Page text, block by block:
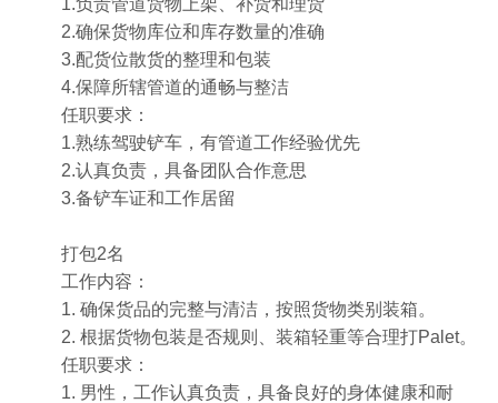
1.负责管道货物上架、补货和理货
2.确保货物库位和库存数量的准确
3.配货位散货的整理和包装
4.保障所辖管道的通畅与整洁
任职要求：
1.熟练驾驶铲车，有管道工作经验优先
2.认真负责，具备团队合作意思
3.备铲车证和工作居留
打包2名
工作内容：
1. 确保货品的完整与清洁，按照货物类别装箱。
2. 根据货物包装是否规则、装箱轻重等合理打Palet。
任职要求：
1. 男性，工作认真负责，具备良好的身体健康和耐